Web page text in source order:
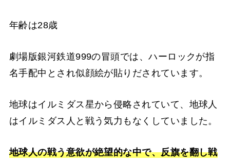
年齢は28歳
劇場版銀河鉄道999の冒頭では、ハーロックが指
名手配中とされ似顔絵が貼りだされています。
地球はイルミダス星から侵略されていて、地球人
はイルミダス人と戦う気力もなくしていました。
地球人の戦う意欲が絶望的な中で、反旗を翻し戦